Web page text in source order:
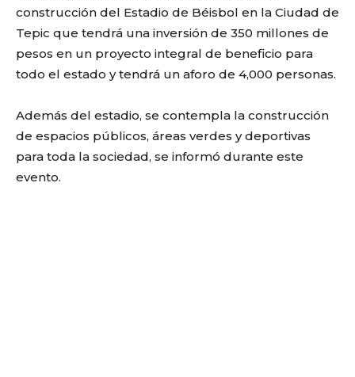
construcción del Estadio de Béisbol en la Ciudad de
Tepic que tendrá una inversión de 350 millones de
pesos en un proyecto integral de beneficio para
todo el estado y tendrá un aforo de 4,000 personas.
Además del estadio, se contempla la construcción
de espacios públicos, áreas verdes y deportivas
para toda la sociedad, se informó durante este
evento.